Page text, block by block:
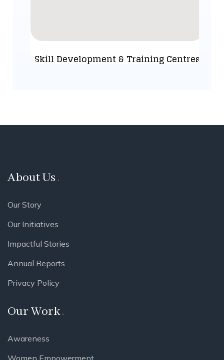
Skill Development & Training Centres
About Us
Our Story
Our Initiatives
Impactful Stories
Annual Reports
Privacy Policy
Our Work
Awareness
Women Empowerment